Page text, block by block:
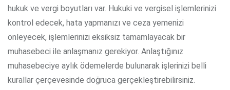
hukuk ve vergi boyutları var. Hukuki ve vergisel işlemlerinizi
kontrol edecek, hata yapmanızı ve ceza yemenizi
önleyecek, işlemlerinizi eksiksiz tamamlayacak bir
muhasebeci ile anlaşmanız gerekiyor. Anlaştığınız
muhasebeciye aylık ödemelerde bulunarak işlerinizi belli
kurallar çerçevesinde doğruca gerçekleştirebilirsiniz.